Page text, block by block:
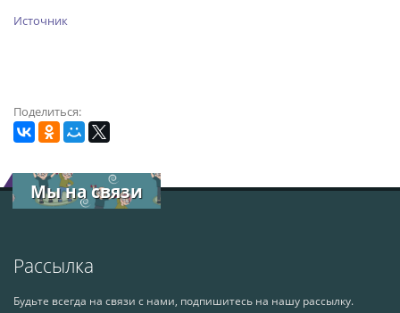
Источник
Поделиться:
Мы на связи
Рассылка
Будьте всегда на связи с нами, подпишитесь на нашу рассылку.